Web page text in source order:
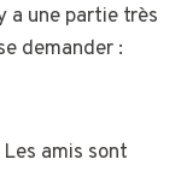
a une partie très
demander :
amis sont